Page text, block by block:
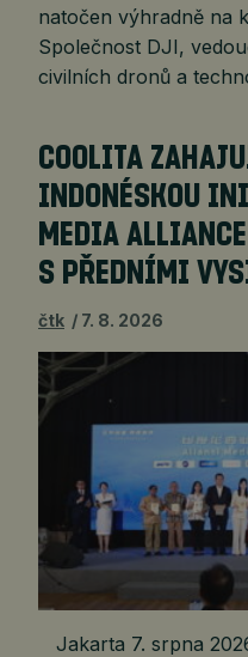
natočen výhradně na
Společnost DJI,
civilních dronů a
COOLITA
INDONÉSKOU
MEDIA
S PŘEDNÍMI
čtk 7. 8. 2026
Jakarta 7. srpna